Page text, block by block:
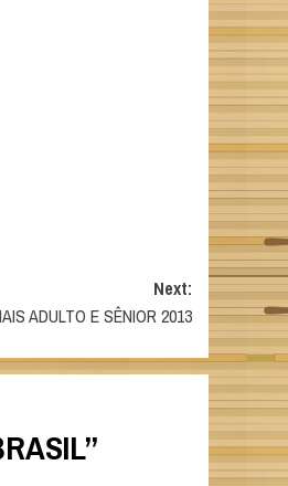
Next:
ADULTO E SÊNIOR 2013
”